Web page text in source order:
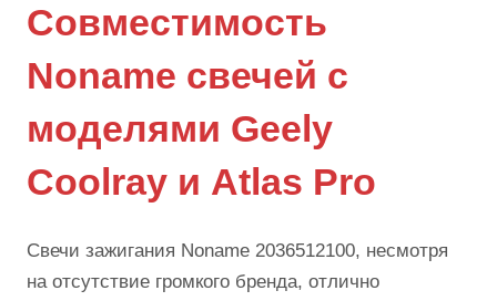
Совместимость
Noname свечей с
моделями Geely
Coolray и Atlas Pro
Свечи зажигания Noname 2036512100, несмотря
на отсутствие громкого бренда, отлично